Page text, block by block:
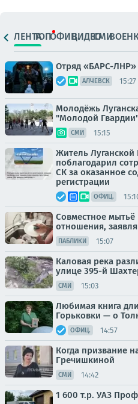
ЛЕНТАТОПОФИЦ.ВИДЕОСМИ
Отряд «БАРС-ЛНР»
АЛЧЕВСК 15:27
Молодёжь
"Молодой
СМИ 15:15
Житель
поблагодарил
СК за оказанное
регистрации
ОФИЦ.
Совместное
отношения,
ПАБЛИКИ 15:07
Каловая река
улице 395-й
СМИ 15:03
Любимая книга
Горьковки — о
ОФИЦ. 14:57
Когда призвание
Гречишкиной
СМИ 14:42
1 600 т.р. УАЗ